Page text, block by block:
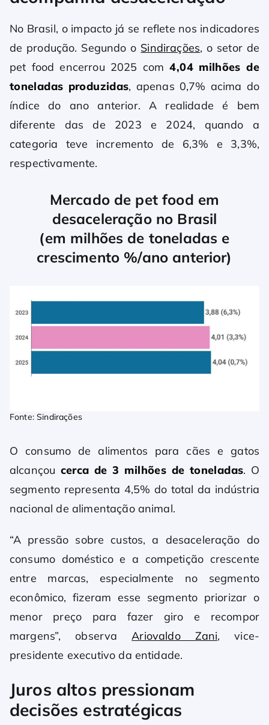
No Brasil, o impacto já se reflete nos indicadores
de produção. Segundo o Sindirações, o setor de
pet food encerrou 2025 com4,04 milhões de
toneladas produzidas, apenas 0,7% acima do
índice do ano anterior. A realidade é bem
diferente das de 2023 e 2024, quando a
categoria teve incremento de 6,3% e 3,3%,
respectivamente.
Mercado de pet food em
desaceleração no Brasil
(em milhões de toneladas e
crescimento %/ano anterior)
Fonte: Sindirações
O consumo de alimentos para cães e gatos
alcançou cerca de 3 milhões de toneladas. O
segmento representa 4,5% do total da indústria
nacional de alimentação animal.
“A pressão sobre custos, a desaceleração do
consumo doméstico e a competição crescente
entre marcas, especialmente no segmento
econômico, fizeram esse segmento priorizar o
menor preço para fazer giro e recompor
margens”, observaAriovaldo Zani, vice-
presidente executivo da entidade.
Juros altos pressionam
decisões estratégicas